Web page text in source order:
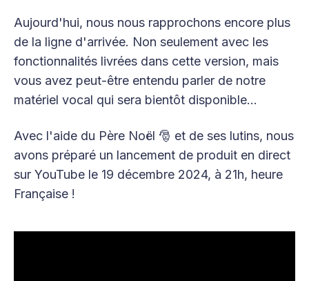
Aujourd'hui, nous nous rapprochons encore plus
de la ligne d'arrivée. Non seulement avec les
fonctionnalités livrées dans cette version, mais
vous avez peut-être entendu parler de notre
matériel vocal qui sera bientôt disponible...
Avec l'aide du Père Noël 🎅 et de ses lutins, nous
avons préparé un lancement de produit en direct
sur YouTube le 19 décembre 2024, à 21h, heure
Française !